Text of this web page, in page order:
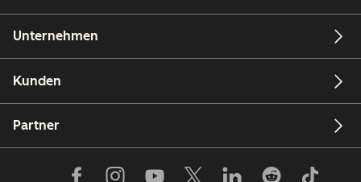
Unternehmen
Kunden
Partner